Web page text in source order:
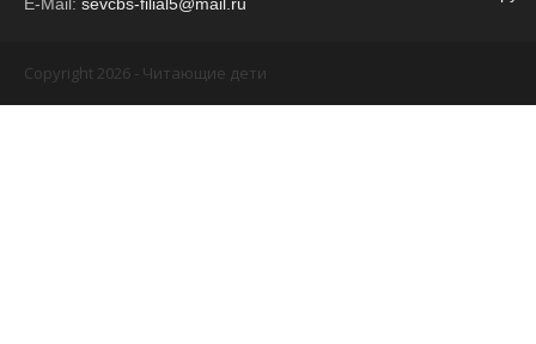
Copyright 2026 - Читающие дети